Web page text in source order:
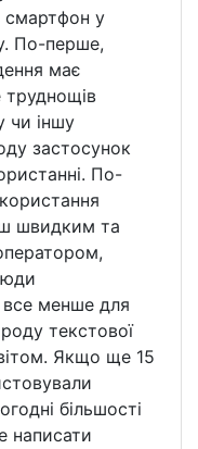
смартфон у
По-перше,
має
труднощів
чи іншу
застосунок
По-
швидким та
менше для
роду текстової
Якщо ще 15
більшості
написати